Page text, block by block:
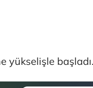
yükselişle başladı.